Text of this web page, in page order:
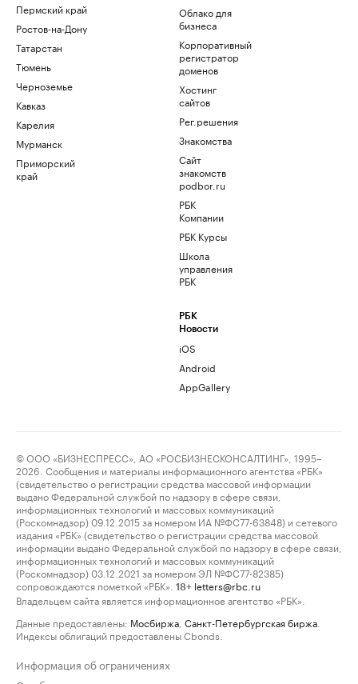
Пермский край
Ростов-на-Дону
Татарстан
Тюмень
Черноземье
Кавказ
Карелия
Мурманск
Приморский
край
Облако для
бизнеса
Корпоративный
регистратор
доменов
Хостинг
сайтов
Рег.решения
Знакомства
Сайт
знакомств
podbor.ru
РБК
Компании
РБК Курсы
Школа
управления
РБК
РБК
Новости
iOS
Android
AppGallery
© ООО «БИЗНЕСПРЕСС», АО «РОСБИЗНЕСКОНСАЛТИНГ», 1995–
2026. Сообщения и материалы информационного агентства «РБК»
(свидетельство о регистрации средства массовой информации
выдано Федеральной службой по надзору в сфере связи,
информационных технологий и массовых коммуникаций
(Роскомнадзор) 09.12.2015 за номером ИА №ФС77-63848) и сетевого
издания «РБК» (свидетельство о регистрации средства массовой
информации выдано Федеральной службой по надзору в сфере связи,
информационных технологий и массовых коммуникаций
(Роскомнадзор) 03.12.2021 за номером ЭЛ №ФС77-82385)
сопровождаются пометкой «РБК».
18+ letters@rbc.ru
Владельцем сайта является информационное агентство «РБК».
Данные предоставлены: Мосбиржа Санкт-Петербургская биржа
Индексы облигаций предоставлены Cbonds.
Информация об ограничениях